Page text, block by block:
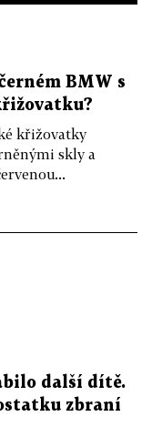
BMW s
křižovatky
skly a
další dítě.
zbraní